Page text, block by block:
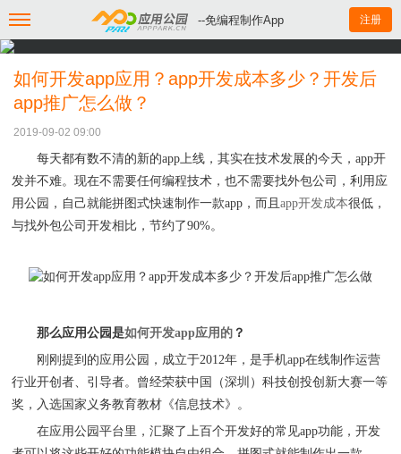
--免编程制作App 注册
如何开发app应用？app开发成本多少？开发后
app推广怎么做？
2019-09-02 09:00
每天都有数不清的新的app上线， 其实在技术发展的今天， app开
发并不难。 现在不需要任何编程技术，也不需要找外包公司，利用应
用公园，自己就能拼图式快速制作一款app，而且 app开发成本很低，
与找外包公司开发相比，节约了90%。
那么应用公园是如何开发app应用的 ？
刚刚提到的应用公园，成立于2012年，是手机app在线制作运营
行业开创者、引导者。曾经荣获中国（深圳）科技创投创新大赛一等
奖，入选国家义务教育教材《信息技术》。
在应用公园平台里， 汇聚了上百个开发好的常见app功能， 开发